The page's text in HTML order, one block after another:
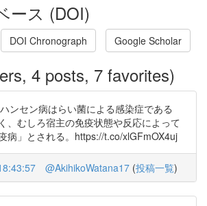
ース (DOI)
DOI Chronograph Google Scholar
4 posts, 7 favorites)
ンセン病はらい菌による感染症である
、むしろ宿主の免疫状態や反応によって
病」とされる。https://t.co/xlGFmOX4uj
@AkihikoWatana17 (投稿一覧)